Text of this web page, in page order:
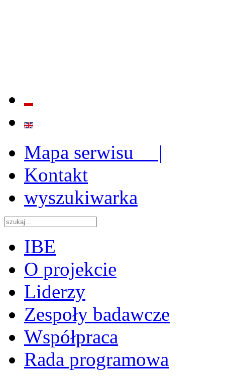
Mapa serwisu |
Kontakt
wyszukiwarka
IBE
O projekcie
Liderzy
Zespoły badawcze
Współpraca
Rada programowa